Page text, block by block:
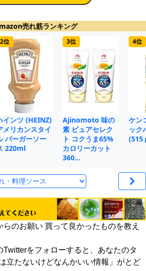
売れ筋ランキング
2位
インツ (HEINZ)
メリカンスタイ
バーガーソー
220ml
3位
Ajinomoto 味の
素 ピュアセレク
ト コクうま65%
カロリーカット
360…
4位
ケン
ック
(515
のお願い 買って良かったものを教え
Twitterをフォローすると、あなたのタ
立たないけどなんかいい情報」がとど